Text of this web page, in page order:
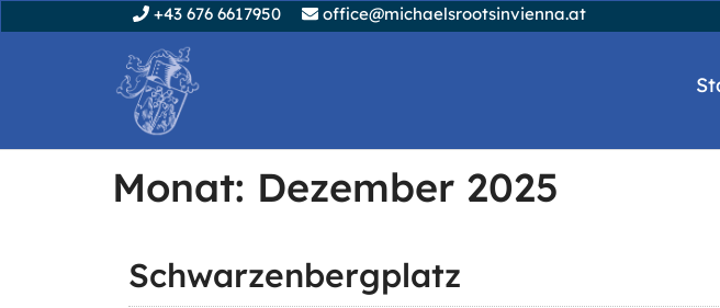
+43 676 6617950 office@michaelsrootsinvienna.at
Monat: Dezember 2025
Schwarzenbergplatz